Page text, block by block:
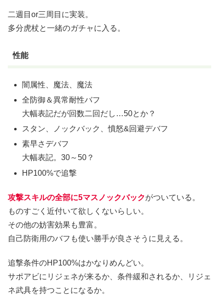
二週目or三周目に実装。
多分虎杖と一緒のガチャに入る。
性能
闇属性、魔法、魔法
全防御＆異常耐性バフ
大幅表記だが回数二回だし…50とか？
スタン、ノックバック、憤怒&回避デバフ
素早さデバフ
大幅表記。30～50？
HP100%で追撃
攻撃スキルの全部に5マスノックバックがついている。
ものすごく近付いて欲しくないらしい。
その他の妨害効果も豊富。
自己防衛用のバフも使い勝手が良さそうに見える。
追撃条件のHP100%はかなりめんどい。
サポアビにリジェネが来るか、条件緩和されるか、リジェ
ネ武具を持つことになるか。